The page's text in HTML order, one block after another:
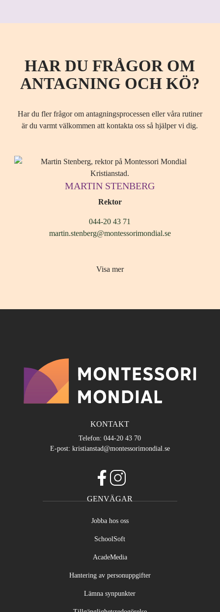
HAR DU FRÅGOR OM
ANTAGNING OCH KÖ?
Har du fler frågor om antagningsprocessen eller våra rutiner
är du varmt välkommen att kontakta oss så hjälper vi dig.
MARTIN STENBERG
Rektor
044-20 43 71
martin.stenberg@montessorimondial.se
Visa mer
KONTAKT
Telefon:044-20 43 70
E-post: kristianstad@montessorimondial.se
a
e
o
(
p
n
t
g
m
ö
GENVÄGAR
Jobba hos oss
SchoolSoft
AcadeMedia
Hantering av personuppgifter
Lämna synpunkter